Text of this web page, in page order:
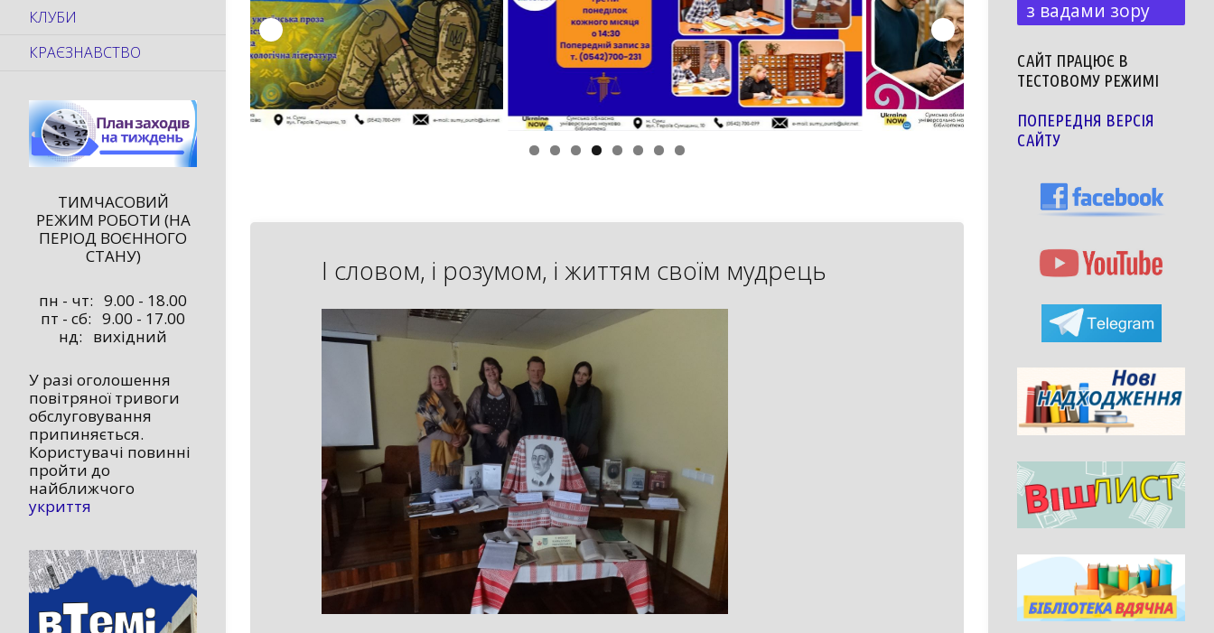
І словом, і розумом, і життям своїм мудрець
КЛУБИ
КРАЄЗНАВСТВО
ТИМЧАСОВИЙ
РЕЖИМ РОБОТИ (НА
ПЕРІОД ВОЄННОГО
СТАНУ)
пн - чт: 9.00 - 18.00
пт - сб: 9.00 - 17.00
нд: вихідний
У разі оголошення
повітряної тривоги
обслуговування
припиняється.
Користувачі повинні
пройти до
найближчого
укриття
з вадами зору
САЙТ ПРАЦЮЄ В
ТЕСТОВОМУ РЕЖИМІ
ПОПЕРЕДНЯ ВЕРСІЯ
САЙТУ